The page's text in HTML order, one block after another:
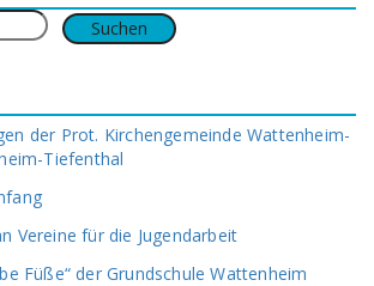
der Prot. Kirchengemeinde Wattenheim-
Tiefenthal
Vereine für die Jugendarbeit
Füße“ der Grundschule Wattenheim